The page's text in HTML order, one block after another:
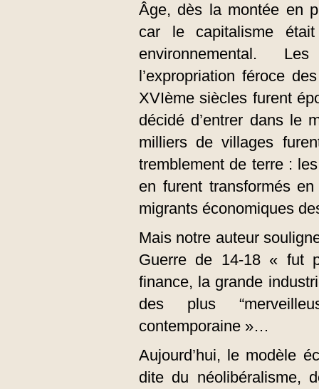
Âge, dès la montée en
car le capitalisme
environnemental.
l’expropriation féroce
XVIème siècles furent
décidé d’entrer dans le
milliers de villages
tremblement de terre :
en furent transformés
migrants économiques
Mais notre auteur
Guerre de 14-18 « fut
finance, la grande
des plus
contemporaine »…
Aujourd’hui, le modèle
dite du néolibéralisme,